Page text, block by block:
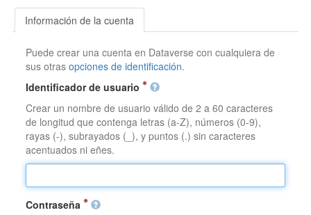
Información de la cuenta
Puede crear una cuenta en Dataverse con cualquiera de
sus otrasopciones de identificación.
Identificador de usuario
Crear un nombre de usuario válido de 2 a 60 caracteres
de longitud que contenga letras (a-Z), números (0-9),
rayas (-), subrayados (_), y puntos (.) sin caracteres
acentuados ni eñes.
Contraseña